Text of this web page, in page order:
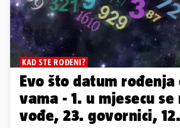
KAD STE ROĐENI?
Evo što datum
vama - 1. u mjesecu
vođe, 23. govornici,